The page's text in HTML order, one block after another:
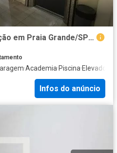
Apartamento para Locação em Praia Grande/SP Vila Assunção 2 Quartos
·Academia·Piscina·Elevador
Infos do anúncio